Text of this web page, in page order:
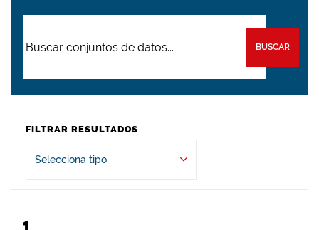
BUSCAR
FILTRAR RESULTADOS
Selecciona tipo